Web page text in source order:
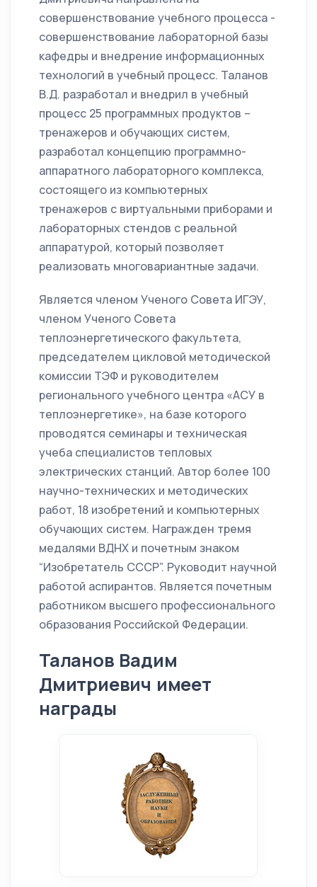
совершенствование учебного процесса -
совершенствование лабораторной базы
кафедры и внедрение информационных
технологий в учебный процесс. Таланов
В.Д. разработал и внедрил в учебный
процесс 25 программных продуктов –
тренажеров и обучающих систем,
разработал концепцию программно-
аппаратного лабораторного комплекса,
состоящего из компьютерных
тренажеров с виртуальными приборами и
лабораторных стендов с реальной
аппаратурой, который позволяет
реализовать многовариантные задачи.
Является членом Ученого Совета ИГЭУ,
членом Ученого Совета
теплоэнергетического факультета,
председателем цикловой методической
комиссии ТЭФ и руководителем
регионального учебного центра «АСУ в
теплоэнергетике», на базе которого
проводятся семинары и техническая
учеба специалистов тепловых
электрических станций. Автор более 100
научно-технических и методических
работ, 18 изобретений и компьютерных
обучающих систем. Награжден тремя
медалями ВДНХ и почетным знаком
“Изобретатель СССР”. Руководит научной
работой аспирантов. Является почетным
работником высшего профессионального
образования Российской Федерации.
Таланов Вадим
Дмитриевич имеет
награды